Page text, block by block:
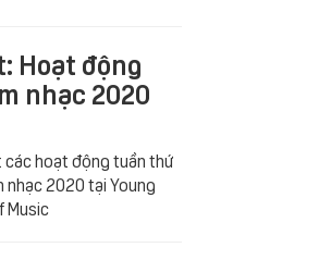
Hoạt động
nhạc 2020
các hoạt động tuần thứ
nhạc 2020 tại Young
Music